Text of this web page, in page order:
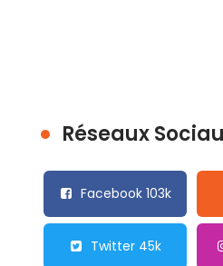
Réseaux
Facebook 103k
Twitter 45k